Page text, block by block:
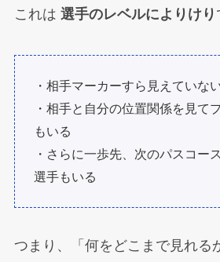
これは 選手のレベルによりけり
・相手マーカーすら見えていな
・相手と自分の位置関係を見て
もいる
・さらに一歩先、次のパスコー
選手もいる
つまり、「何をどこまで見れる